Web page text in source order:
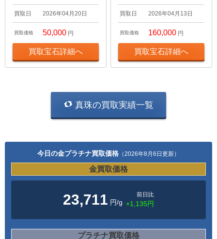
買取日 2026年04月20日
買取価格 50,000 円
買取宝石詳細へ
買取日 2026年04月13日
買取価格 160,000 円
買取宝石詳細へ
真珠の買取実績一覧
今日の金プラチナ買取価格 （2026年8月6日更新）
金買取価格
23,711 円/g
前日比
+1,135円
プラチナ買取価格